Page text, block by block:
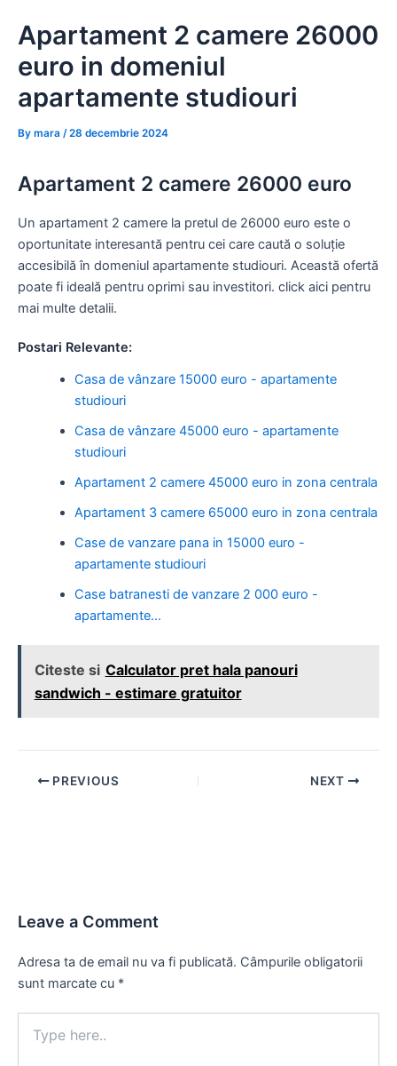
content
Apartament 2 camere 26000
euro in domeniul
apartamente studiouri
By mara /28 decembrie 2024
Apartament 2 camere 26000 euro
Un apartament 2 camere la pretul de 26000 euro este o
oportunitate interesantă pentru cei care caută o soluție
accesibilă în domeniul apartamente studiouri. Această ofertă
poate fi ideală pentru oprimi sau investitori. click aici pentru
mai multe detalii.
Postari Relevante:
Casa de vânzare 15000 euro - apartamente
studiouri
Casa de vânzare 45000 euro - apartamente
studiouri
Apartament 2 camere 45000 euro in zona centrala
Apartament 3 camere 65000 euro in zona centrala
Case de vanzare pana in 15000 euro -
apartamente studiouri
Case batranesti de vanzare 2 000 euro -
apartamente…
Citeste si Calculator pret hala panouri
sandwich - estimare gratuitor
Post PREVIOUS NEXT
Leave a Comment
Adresa ta de email nu va fi publicată. Câmpurile obligatorii
sunt marcate cu *
here..